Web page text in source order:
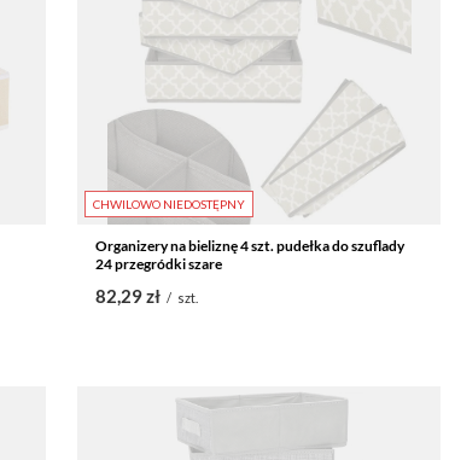
CHWILOWO NIEDOSTĘPNY
Organizery na bieliznę 4 szt. pudełka do szuflady
24 przegródki szare
82,29 zł / szt.